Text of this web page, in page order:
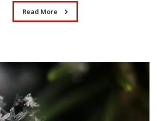
Read More